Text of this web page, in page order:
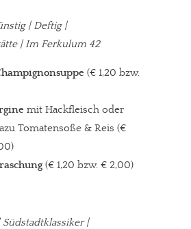
| Deftig |
| Im Ferkulum 42
(€ 1,20 bzw.
mit Hackfleisch oder
Tomatensoße & Reis (€
(€ 1,20 bzw. € 2,00)
Südstadtklassiker |